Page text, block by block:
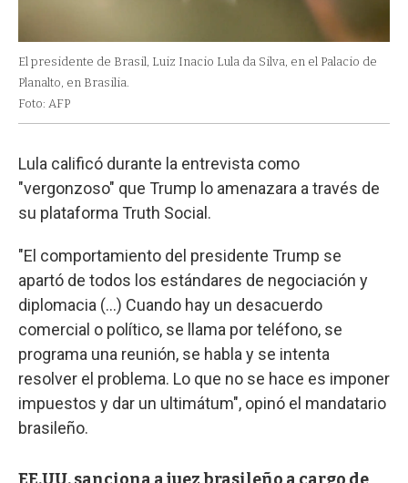
El presidente de Brasil, Luiz Inacio Lula da Silva, en el Palacio de
Planalto, en Brasilia.
Foto: AFP
Lula calificó durante la entrevista como
"vergonzoso" que Trump lo amenazara a través de
su plataforma Truth Social.
"El comportamiento del presidente Trump se
apartó de todos los estándares de negociación y
diplomacia (...) Cuando hay un desacuerdo
comercial o político, se llama por teléfono, se
programa una reunión, se habla y se intenta
resolver el problema. Lo que no se hace es imponer
impuestos y dar un ultimátum", opinó el mandatario
brasileño.